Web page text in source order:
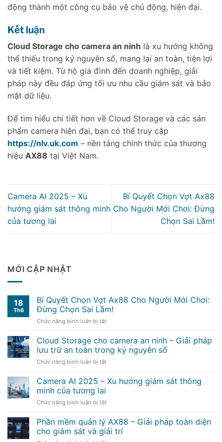
động thành một công cụ bảo vệ chủ động, hiện đại.
Kết luận
Cloud Storage cho camera an ninh là xu hướng không
thể thiếu trong kỷ nguyên số, mang lại an toàn, tiện lợi
và tiết kiệm. Từ hộ gia đình đến doanh nghiệp, giải
pháp này đều đáp ứng tối ưu nhu cầu giám sát và bảo
mật dữ liệu.
Để tìm hiểu chi tiết hơn về Cloud Storage và các sản
phẩm camera hiện đại, bạn có thể truy cập
https://nlv.uk.com – nền tảng chính thức của thương
hiệu AX88 tại Việt Nam.
Camera AI 2025 – Xu
hướng giám sát thông minh
của tương lai
Bí Quyết Chọn Vợt Ax88
Cho Người Mới Chơi: Đừng
Chọn Sai Lầm!
MỚI CẬP NHẬT
18
Th6
Bí Quyết Chọn Vợt Ax88 Cho Người Mới Chơi:
Đừng Chọn Sai Lầm!
Chức năng bình luận bị tắtở
Quyết
Chọn
Vợt
Ax88
Người
Đừng
Sai
Lầm!
Cloud Storage cho camera an ninh – Giải pháp
lưu trữ an toàn trong kỷ nguyên số
Chức năng bình luận bị tắtở
Storage
cho
an
Giải
pháp
Camera AI 2025 – Xu hướng giám sát thông
minh của tương lai
Chức năng bình luận bị tắtở
AI
2025
–
Phần mềm quản lý AX88 – Giải pháp toàn diện
cho giám sát và giải trí